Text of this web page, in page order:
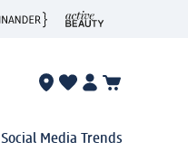
Social Media Trends